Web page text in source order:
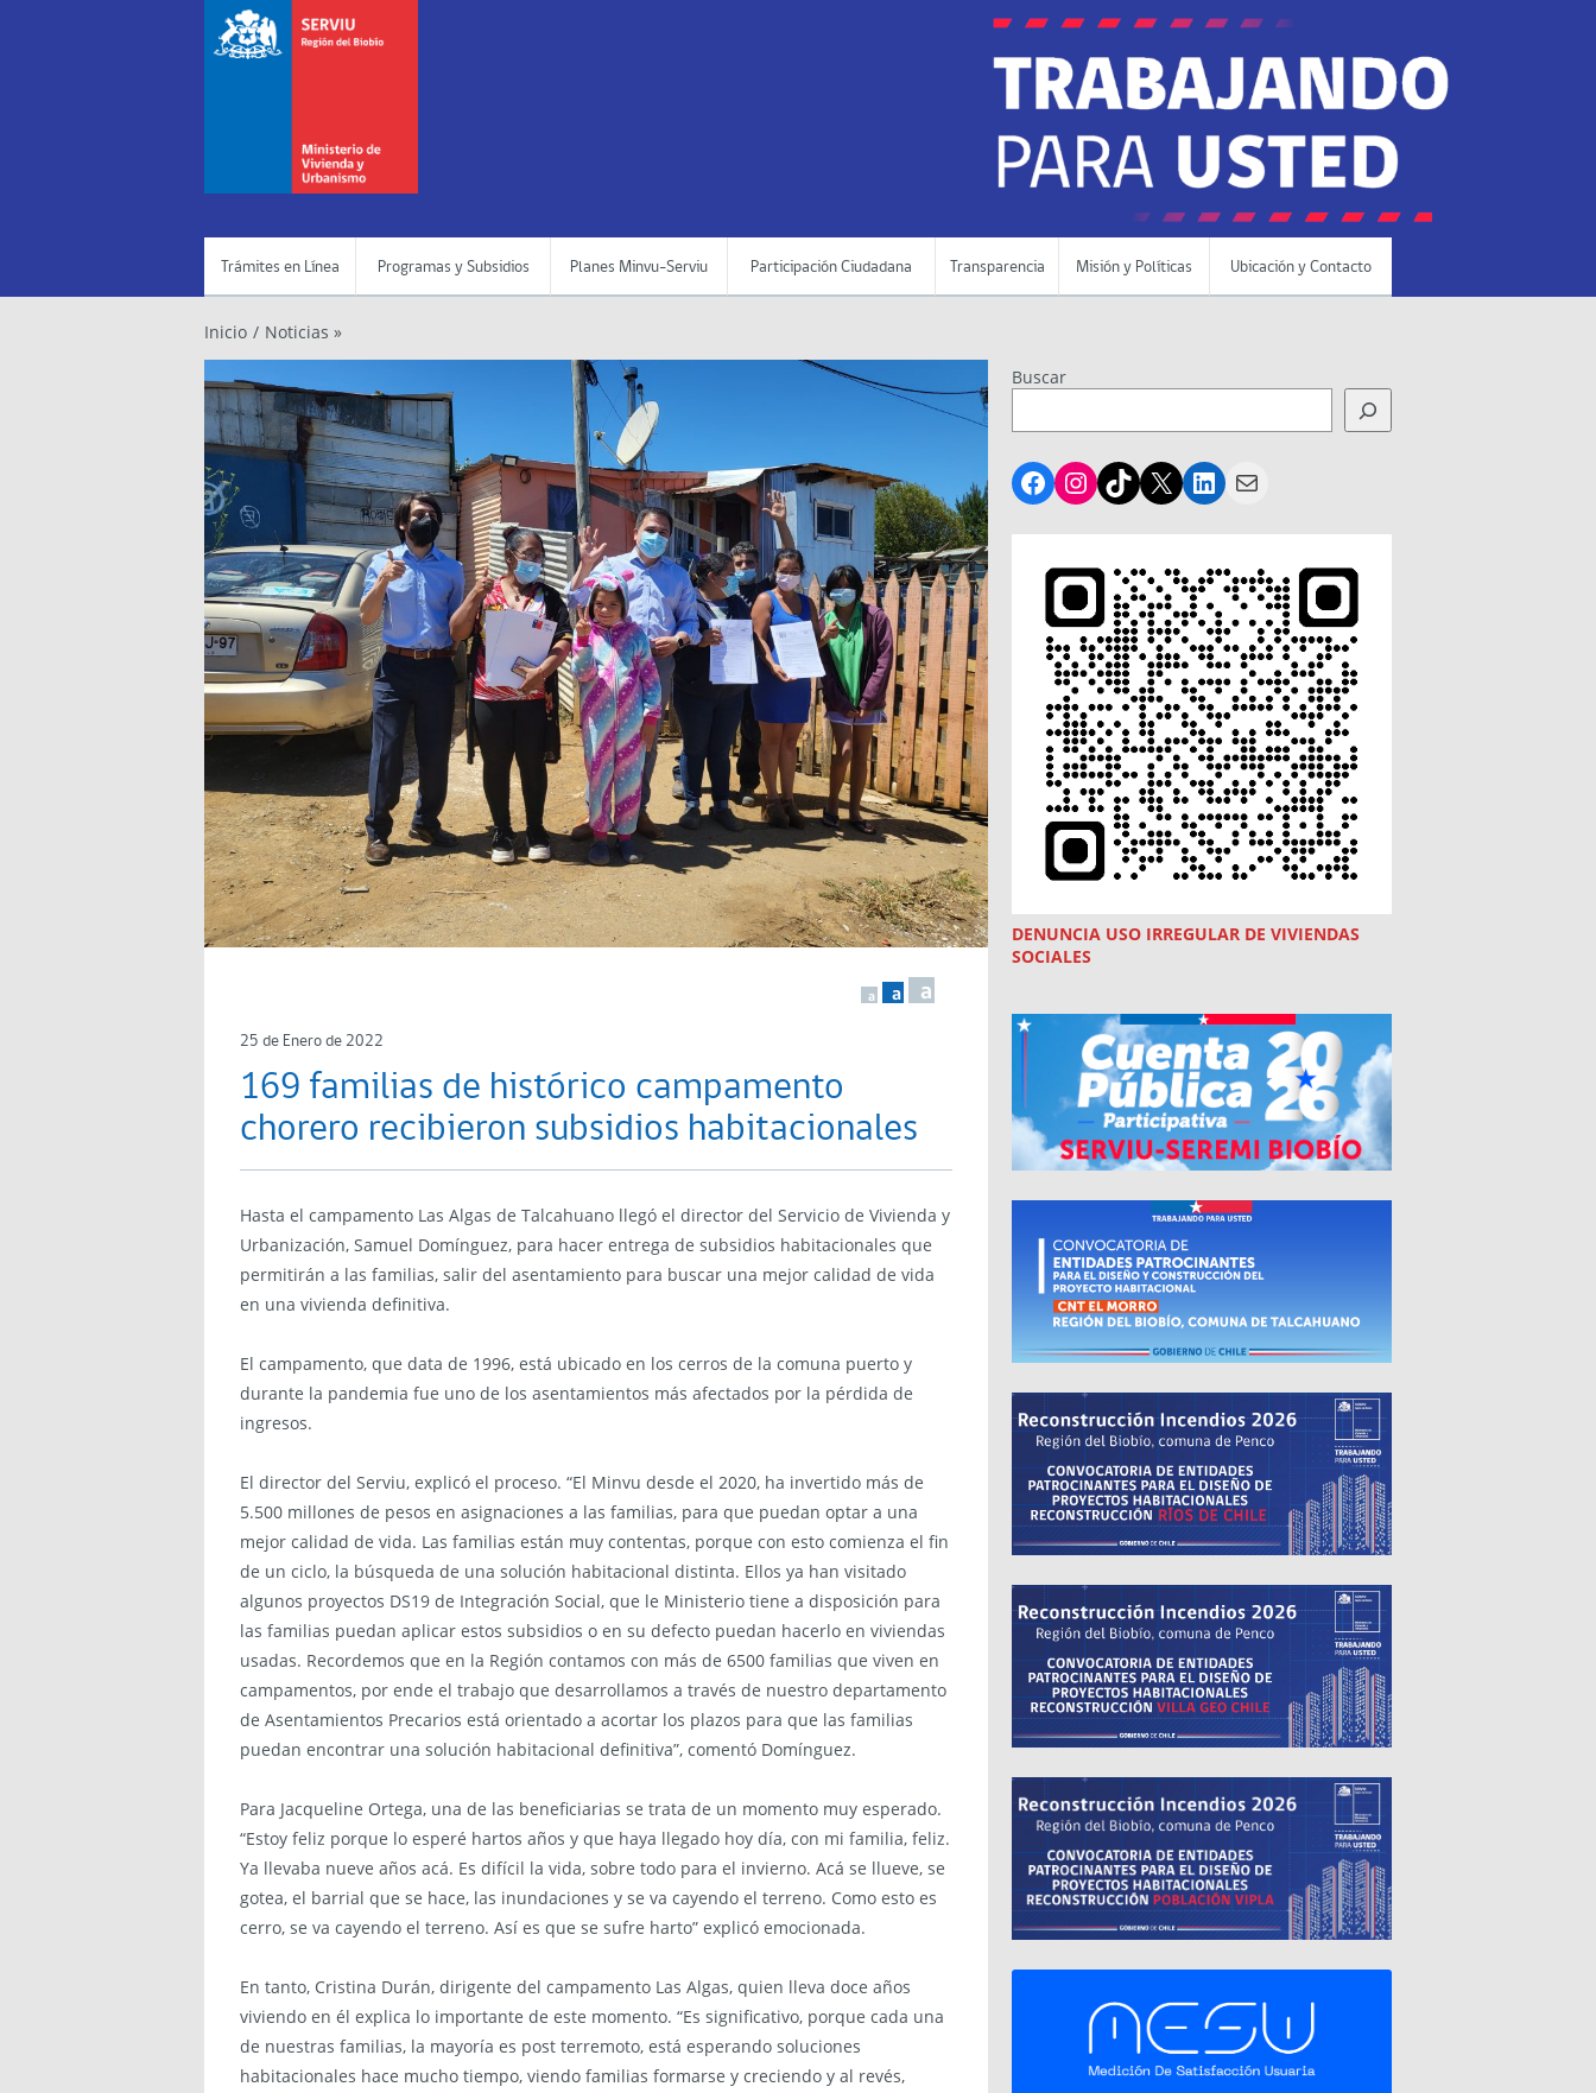
Trámites en Línea Programas y Subsidios Planes Minvu-Serviu Participación Ciudadana Transparencia Misión y Políticas Ubicación y Contacto
Inicio / Noticias »
a a a
25 de Enero de 2022
169 familias de histórico campamento
chorero recibieron subsidios habitacionales
Hasta el campamento Las Algas de Talcahuano llegó el director del Servicio de Vivienda y
Urbanización, Samuel Domínguez, para hacer entrega de subsidios habitacionales que
permitirán a las familias, salir del asentamiento para buscar una mejor calidad de vida
en una vivienda definitiva.
El campamento, que data de 1996, está ubicado en los cerros de la comuna puerto y
durante la pandemia fue uno de los asentamientos más afectados por la pérdida de
ingresos.
El director del Serviu, explicó el proceso. “El Minvu desde el 2020, ha invertido más de
5.500 millones de pesos en asignaciones a las familias, para que puedan optar a una
mejor calidad de vida. Las familias están muy contentas, porque con esto comienza el fin
de un ciclo, la búsqueda de una solución habitacional distinta. Ellos ya han visitado
algunos proyectos DS19 de Integración Social, que le Ministerio tiene a disposición para
las familias puedan aplicar estos subsidios o en su defecto puedan hacerlo en viviendas
usadas. Recordemos que en la Región contamos con más de 6500 familias que viven en
campamentos, por ende el trabajo que desarrollamos a través de nuestro departamento
de Asentamientos Precarios está orientado a acortar los plazos para que las familias
puedan encontrar una solución habitacional definitiva”, comentó Domínguez.
Para Jacqueline Ortega, una de las beneficiarias se trata de un momento muy esperado.
“Estoy feliz porque lo esperé hartos años y que haya llegado hoy día, con mi familia, feliz.
Ya llevaba nueve años acá. Es difícil la vida, sobre todo para el invierno. Acá se llueve, se
gotea, el barrial que se hace, las inundaciones y se va cayendo el terreno. Como esto es
cerro, se va cayendo el terreno. Así es que se sufre harto” explicó emocionada.
En tanto, Cristina Durán, dirigente del campamento Las Algas, quien lleva doce años
viviendo en él explica lo importante de este momento. “Es significativo, porque cada una
de nuestras familias, la mayoría es post terremoto, está esperando soluciones
habitacionales hace mucho tiempo, viendo familias formarse y creciendo y al revés,
Buscar
Facebook
Instagram
TikTok
X LinkedIn
Mail
DENUNCIA USO IRREGULAR DE VIVIENDAS
SOCIALES